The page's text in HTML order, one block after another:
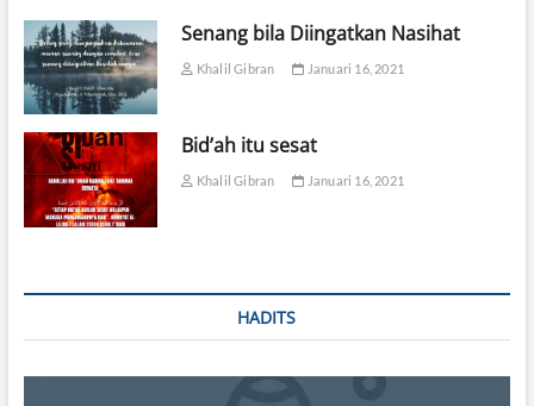
Senang bila Diingatkan Nasihat
Khalil Gibran Januari 16, 2021
Bid’ah itu sesat
Khalil Gibran Januari 16, 2021
HADITS